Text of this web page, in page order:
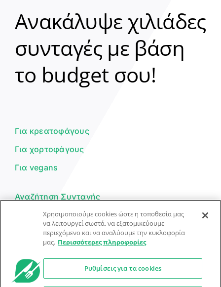
Ανακάλυψε χιλιάδες
συνταγές με βάση
το budget σου!
Για κρεατοφάγους
Για χορτοφάγους
Για vegans
Αναζήτηση Συνταγής
Υποβολή Συνταγής
Φόρμα Επικοινωνίας
© Dorpon • Μηχανή αναζήτησης για …καλοφαγάδες!
Χρησιμοποιούμε cookies ώστε η τοποθεσία μας
να λειτουργεί σωστά, να εξατομικεύουμε
περιεχόμενο και να αναλύουμε την κυκλοφορία
μας. Περισσότερες πληροφορίες
Ρυθμίσεις για τα cookies